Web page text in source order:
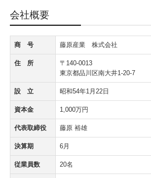
お取引の流れ
求人案内
お問合せ
個人情報保護方針
会社概要
商 号 藤原産業 株式会社
住 所
〒140-0013
東京都品川区南大井1-20-7
設 立 昭和54年1月22日
資本金 1,000万円
代表取締役 藤原 裕雄
決算期 6月
従業員数 20名